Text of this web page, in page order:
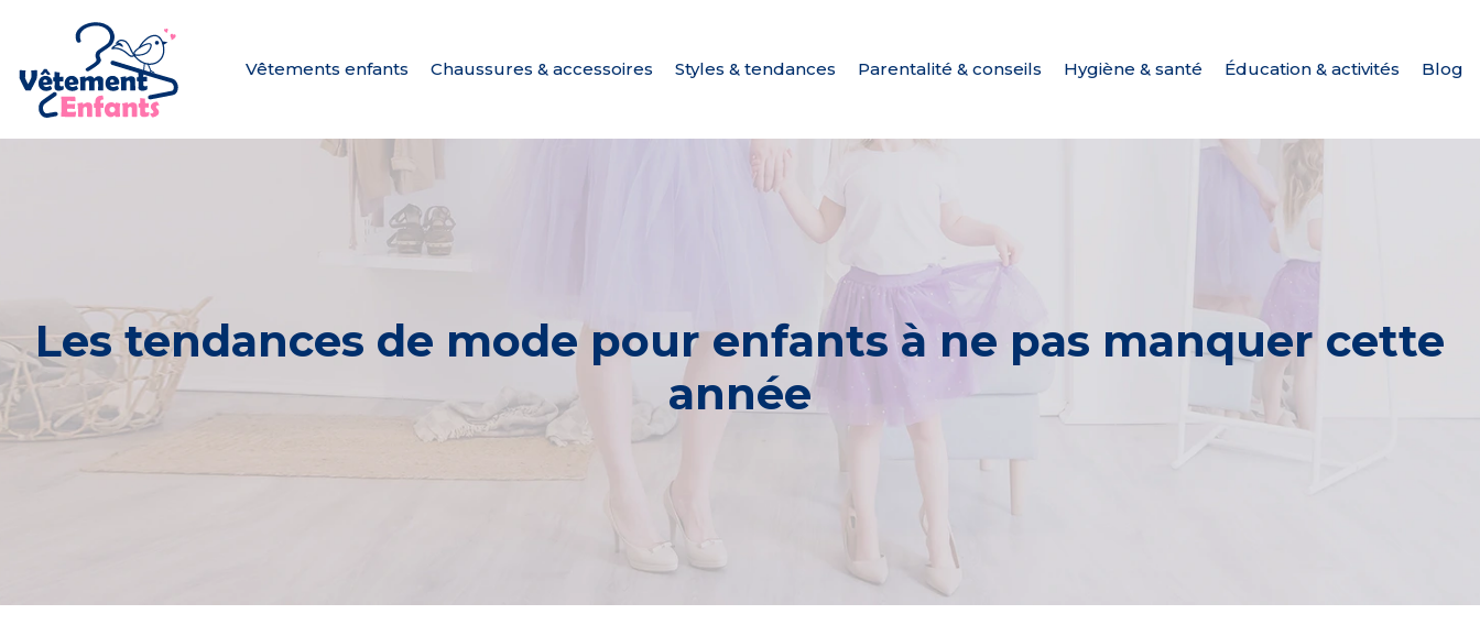
Vêtements enfants Chaussures & accessoires Styles & tendances Parentalité & conseils Hygiène & santé Éducation & activités Blog
Les tendances de mode pour enfants à ne pas manquer cette
année